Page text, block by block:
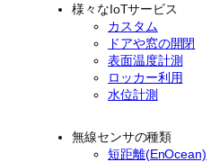
様々なIoTサービス
カスタム
ドアや窓の開閉
表面温度計測
ロッカー利用
水位計測
無線センサの種類
短距離(EnOcean)